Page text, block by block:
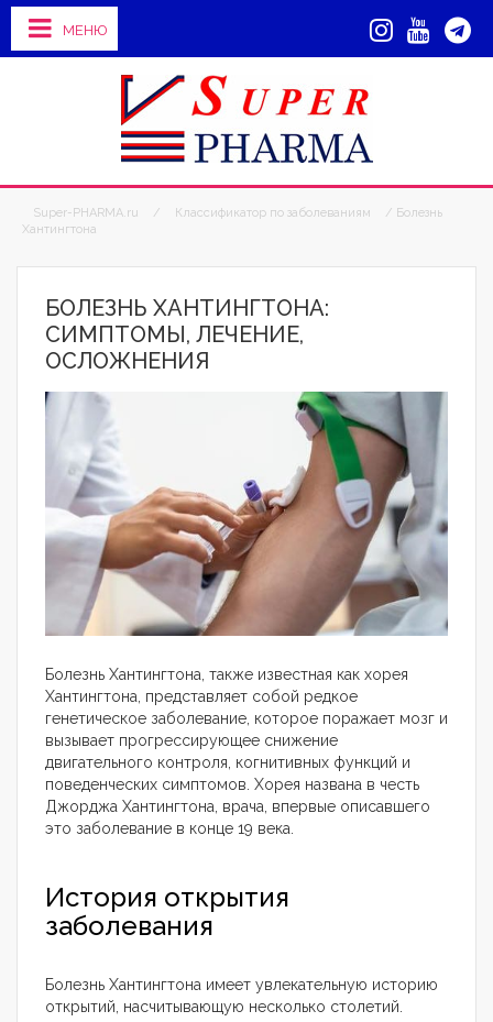
МЕНЮ
Super-PHARMA.ru / Классификатор по заболеваниям
/ Болезнь
Хантингтона
БОЛЕЗНЬ ХАНТИНГТОНА:
СИМПТОМЫ, ЛЕЧЕНИЕ,
ОСЛОЖНЕНИЯ
Болезнь Хантингтона, также известная как хорея
Хантингтона, представляет собой редкое
генетическое заболевание, которое поражает мозг и
вызывает прогрессирующее снижение
двигательного контроля, когнитивных функций и
поведенческих симптомов. Хорея названа в честь
Джорджа Хантингтона, врача, впервые описавшего
это заболевание в конце 19 века.
История открытия
заболевания
Болезнь Хантингтона имеет увлекательную историю
открытий, насчитывающую несколько столетий.